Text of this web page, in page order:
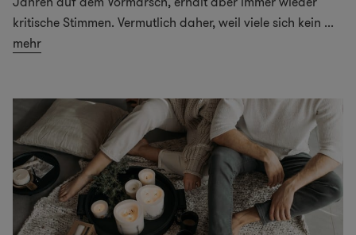
kritische Stimmen. Vermutlich daher, weil viele sich kein ...
mehr